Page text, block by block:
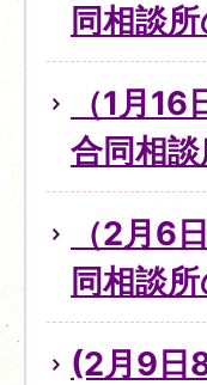
同相談
（1月
合同相
（2月6
同相談
(2月9日